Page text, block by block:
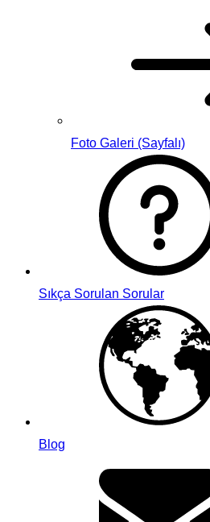
Foto Galeri (Sayfalı)
Sıkça Sorulan Sorular
Blog